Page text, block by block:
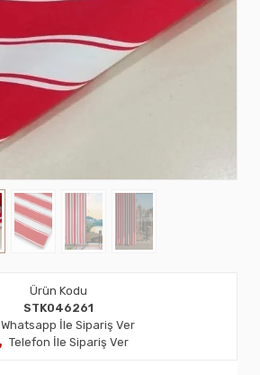
Ürün Kodu
STK046261
Whatsapp İle Sipariş Ver
Telefon İle Sipariş Ver